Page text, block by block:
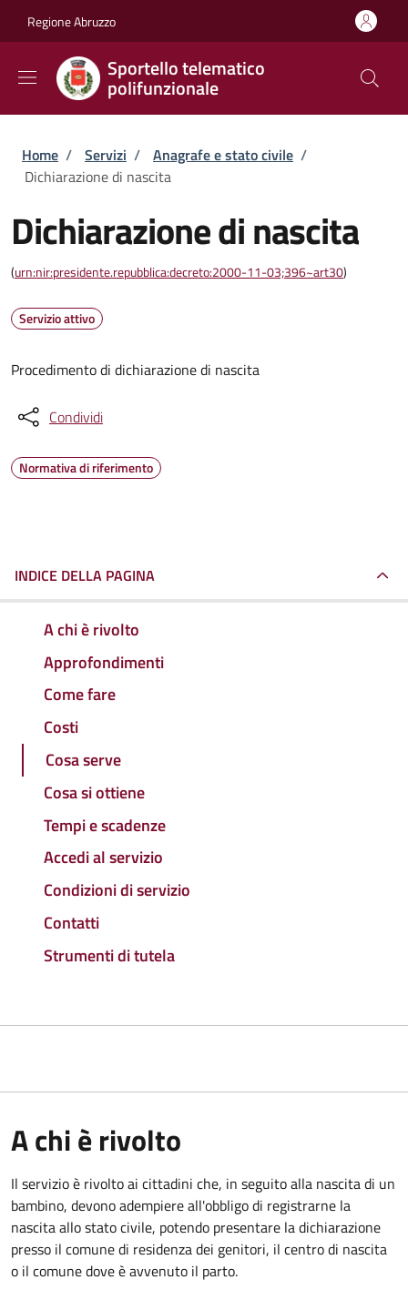
Regione Abruzzo
Sportello telematico
polifunzionale
Briciole di pane
Home / Servizi / Anagrafe e stato civile /
Dichiarazione di nascita
Dichiarazione di nascita
(urn:nir:presidente.repubblica:decreto:2000-11-03;396~art30)
Servizio attivo
Procedimento di dichiarazione di nascita
Condividi
Normativa di riferimento
INDICE DELLA PAGINA
A chi è rivolto
Approfondimenti
Come fare
Costi
Cosa serve
Cosa si ottiene
Tempi e scadenze
Accedi al servizio
Condizioni di servizio
Contatti
Strumenti di tutela
A chi è rivolto
Il servizio è rivolto ai cittadini che, in seguito alla nascita di un
bambino, devono adempiere all'obbligo di registrarne la
nascita allo stato civile, potendo presentare la dichiarazione
presso il comune di residenza dei genitori, il centro di nascita
o il comune dove è avvenuto il parto.